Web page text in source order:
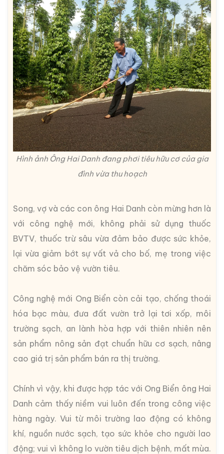
Hình ảnh Ông Hai Danh đang phơi tiêu hữu cơ của gia
đình vừa thu hoạch
Song, vợ và các con ông Hai Danh còn mừng hơn là
với công nghệ mới, không phải sử dụng thuốc
BVTV, thuốc trừ sâu vừa đảm bảo được sức khỏe,
lại vừa giảm bớt sự vất vả cho bố, mẹ trong việc
chăm sóc bảo vệ vườn tiêu.
Công nghệ mới Ong Biển còn cải tạo, chống thoái
hóa bạc màu, đưa đất vườn trở lại tơi xốp, môi
trường sạch, an lành hòa hợp với thiên nhiên nên
sản phẩm nông sản đạt chuẩn hữu cơ sạch, nâng
cao giá trị sản phẩm bán ra thị trường.
Chính vì vậy, khi được hợp tác với Ong Biển ông Hai
Danh cảm thấy niềm vui luôn đến trong công việc
hàng ngày. Vui từ môi trường lao động có không
khí, nguồn nước sạch, tạo sức khỏe cho người lao
động; vui vì không lo vườn tiêu dịch bệnh, mất mùa.